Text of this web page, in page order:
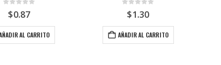
$1.30
AL CARRITO
$8.54
AÑADIR AL CARRITO